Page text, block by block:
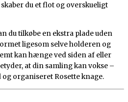
skaber du et flot og overskueligt
du tilkøbe en ekstra plade uden
ligesom selve holderen og
kan hænge ved siden af eller
at din samling kan vokse –
organiseret Rosette knage.